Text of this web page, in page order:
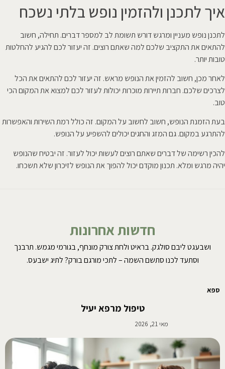
איך לתכנן ולהזמין נופש בלתי נשכח
לתכנן נופש מעניין ומרגש דורש תשומת לב למספר דברים. תחילה, חשוב
להתאים את התקציב שלכם למה שאתם רוצים. זה יעזור לכם להגיע להחלטות
טובות יותר.
לאחר מכן, חשוב להזמין את הנופש מראש. זה יעזור לכם להתאים את הכל
לצרכים שלכם. חברות תיירות מוכרות יכולות לעזור לכם למצוא את המקום הכי
טוב.
בעת הזמנת הנופש, חשוב לחשוב על המקום. זה כולל רמת השירות והאפשרות
להתרגע במקום. גם המזג והחגים יכולים להשפיע על הנופש.
להכין רשימה של דברים שאתם רוצים לעשות יכול לעזור. זה יבטיח שהנופש
יהיה מרגש ומלא. תכנון מוקדם יכול להפוך את הנופש לזיכרון שלא תשכחו.
חדשות אחרונות
ושבעגט ליבם סולגק. בראיט ולחת צורק מונחף, בגורמי מגמש. תרבנך
וסתעד לכנו סתשם השמה – לתכי מורגם בורק? לתיג ישבעס.
ספא
טיפול מרפא יעיל
מאי 21, 2026